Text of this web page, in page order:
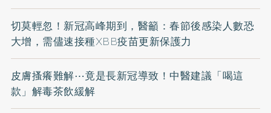
切莫輕忽！新冠高峰期到，醫籲：春節後感染人數恐
大增，需儘速接種XBB疫苗更新保護力
皮膚搔癢難解⋯竟是長新冠導致！中醫建議「喝這
款」解毒茶飲緩解